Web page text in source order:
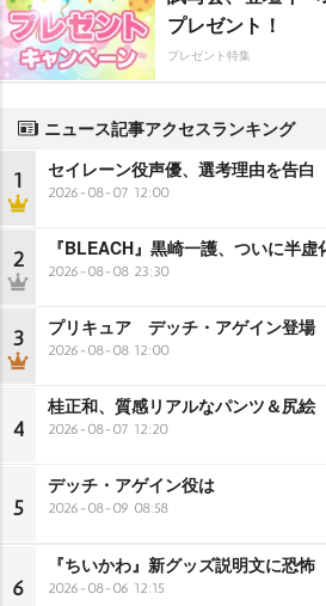
プレゼント！
プレゼント特集
ニュース記事アクセスランキング
1 セイレーン役声優、選考理由を告白
2026-08-07 12:00
2 『BLEACH』黒崎一護、ついに半虚
2026-08-08 23:30
3 プリキュア デッチ・アゲイン登場
2026-08-08 12:00
4
桂正和、質感リアルなパンツ＆尻絵
2026-08-07 12:20
5
デッチ・アゲイン役は
2026-08-09 08:58
6
『ちいかわ』新グッズ説明文に恐怖
2026-08-06 12:15